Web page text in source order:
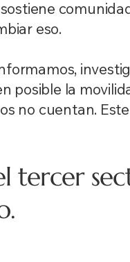
eso.
posible la
no cuentan.
tercer